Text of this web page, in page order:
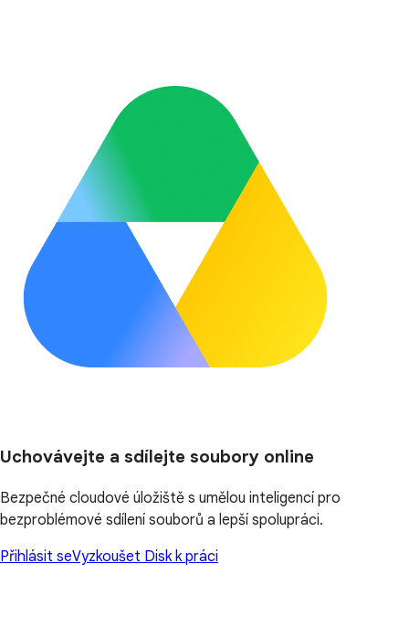
Uchovávejte a sdílejte soubory online
Bezpečné cloudové úložiště s umělou inteligencí pro
bezproblémové sdílení souborů a lepší spolupráci.
Přihlásit seVyzkoušet Disk k práci